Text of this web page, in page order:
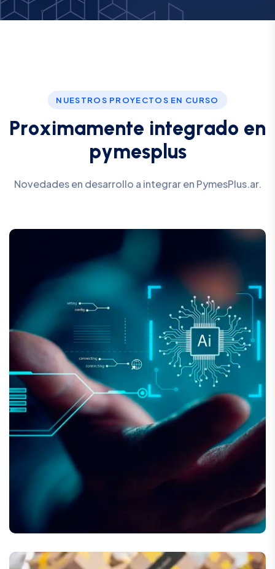
NUESTROS PROYECTOS EN CURSO
Proximamente integrado en
pymesp us
Novedades en desarrollo a integrar en PymesPlus.ar.